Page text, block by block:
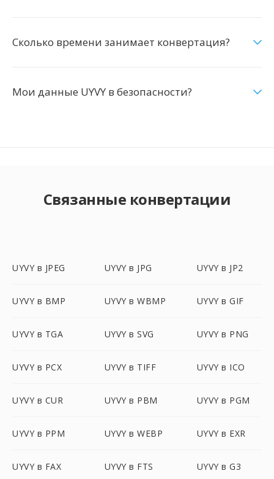
Сколько времени занимает конвертация?
Мои данные UYVY в безопасности?
Связанные конвертации
UYVY в JPEG UYVY в JPG UYVY в JP2
UYVY в BMP UYVY в WBMP UYVY в GIF
UYVY в TGA UYVY в SVG UYVY в PNG
UYVY в PCX UYVY в TIFF UYVY в ICO
UYVY в CUR UYVY в PBM UYVY в PGM
UYVY в PPM UYVY в WEBP UYVY в EXR
UYVY в FAX UYVY в FTS UYVY в G3